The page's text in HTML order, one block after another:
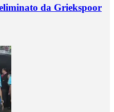
da Griekspoor